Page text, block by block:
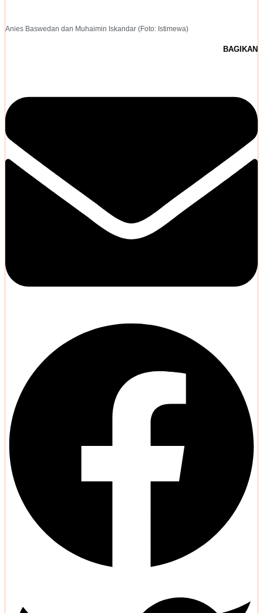
Anies Baswedan dan Muhaimin Iskandar (Foto: Istimewa)
BAGIKAN